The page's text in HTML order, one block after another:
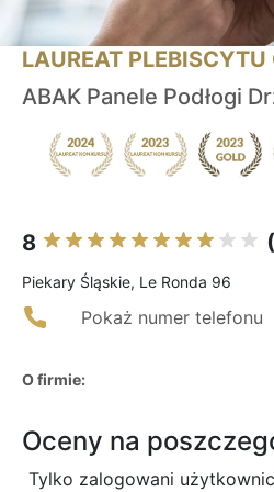
LAUREAT PLEBISCYTU
ABAK Panele Podłogi
8
Piekary Śląskie, Le Ronda 96
Pokaż numer telefonu
O firmie:
Oceny na
Tylko zalogowani